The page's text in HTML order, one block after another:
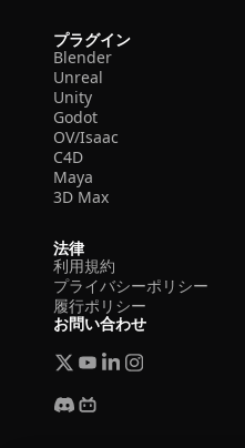
プラグイン
Blender
Unreal
Unity
Godot
OV/Isaac
C4D
Maya
3D Max
法律
利用規約
プライバシーポリシー
履行ポリシー
お問い合わせ